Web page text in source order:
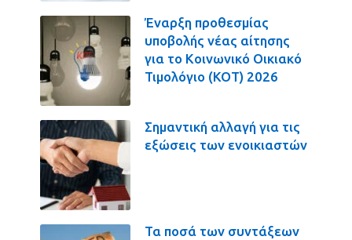
Έναρξη προθεσμίας
υποβολής νέας αίτησης
για το Κοινωνικό Οικιακό
Τιμολόγιο (ΚΟΤ) 2026
Σημαντική αλλαγή για τις
εξώσεις των ενοικιαστών
Τα ποσά των συντάξεων